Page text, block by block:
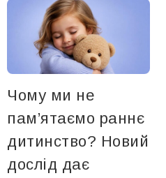
Чому ми не
пам’ятаємо раннє
дитинство? Новий
дослід дає